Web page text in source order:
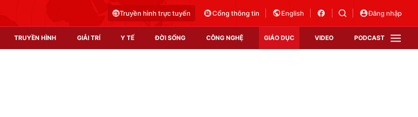
Truyền hình trực tuyến Cổng thông tin English Đăng nhập
TRUYỀN HÌNH GIẢI TRÍ Y TẾ ĐỜI SỐNG CÔNG NGHỆ GIÁO DỤC VIDEO PODCAST